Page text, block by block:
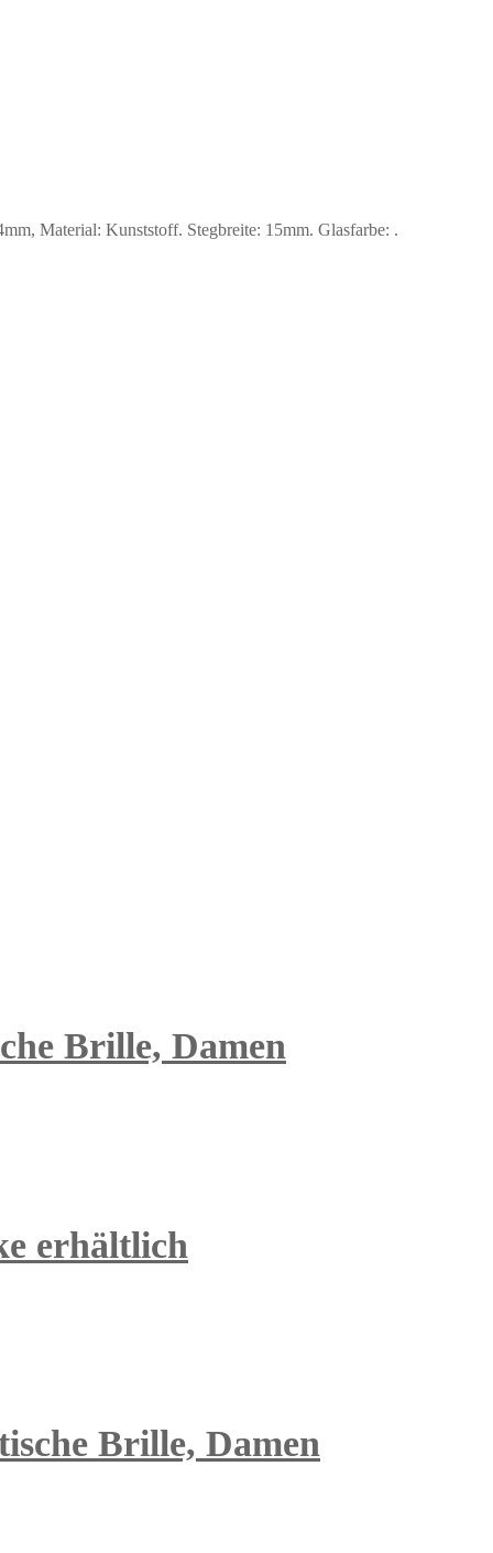
Material: Kunststoff. Stegbreite: 15mm. Glasfarbe: .
Brille, Damen
erhältlich
Brille, Damen